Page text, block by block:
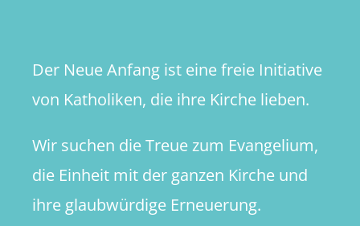
Der Neue Anfang ist eine freie Initiative
von Katholiken, die ihre Kirche lieben.
Wir suchen die Treue zum Evangelium,
die Einheit mit der ganzen Kirche und
ihre glaubwürdige Erneuerung.